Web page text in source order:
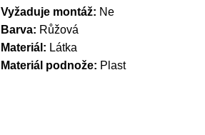
Vyžaduje montáž: Ne
Barva: Růžová
Materiál: Látka
Materiál podnože: Plast